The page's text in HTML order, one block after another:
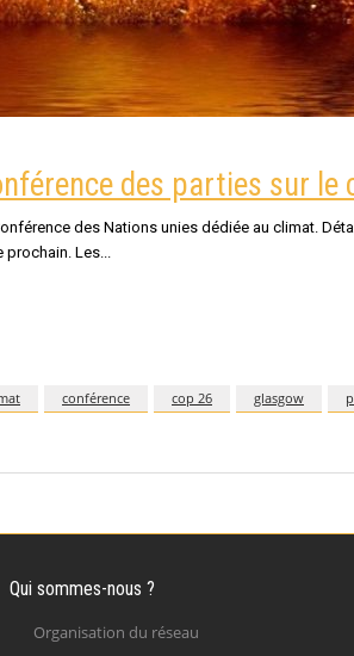
des parties sur le
des Nations unies dédiée au climat.
prochain. Les
conférence cop 26 glasgow
Qui sommes-nous ?
Organisation du réseau